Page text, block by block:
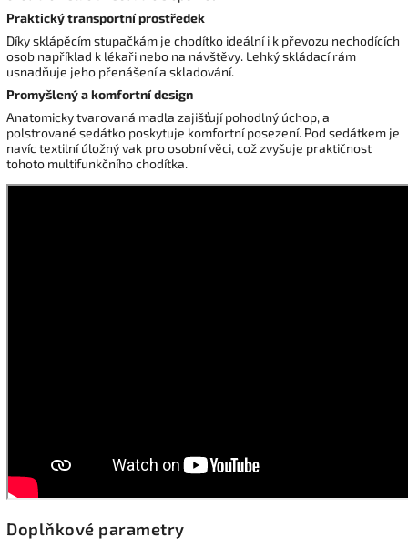
Praktický transportní prostředek
Díky sklápěcím stupačkám je chodítko ideální i k převozu nechodících
osob například k lékaři nebo na návštěvy. Lehký skládací rám
usnadňuje jeho přenášení a skladování.
Promyšlený a komfortní design
Anatomicky tvarovaná madla zajišťují pohodlný úchop, a
polstrované sedátko poskytuje komfortní posezení. Pod sedátkem je
navíc textilní úložný vak pro osobní věci, což zvyšuje praktičnost
tohoto multifunkčního chodítka.
Doplňkové parametry